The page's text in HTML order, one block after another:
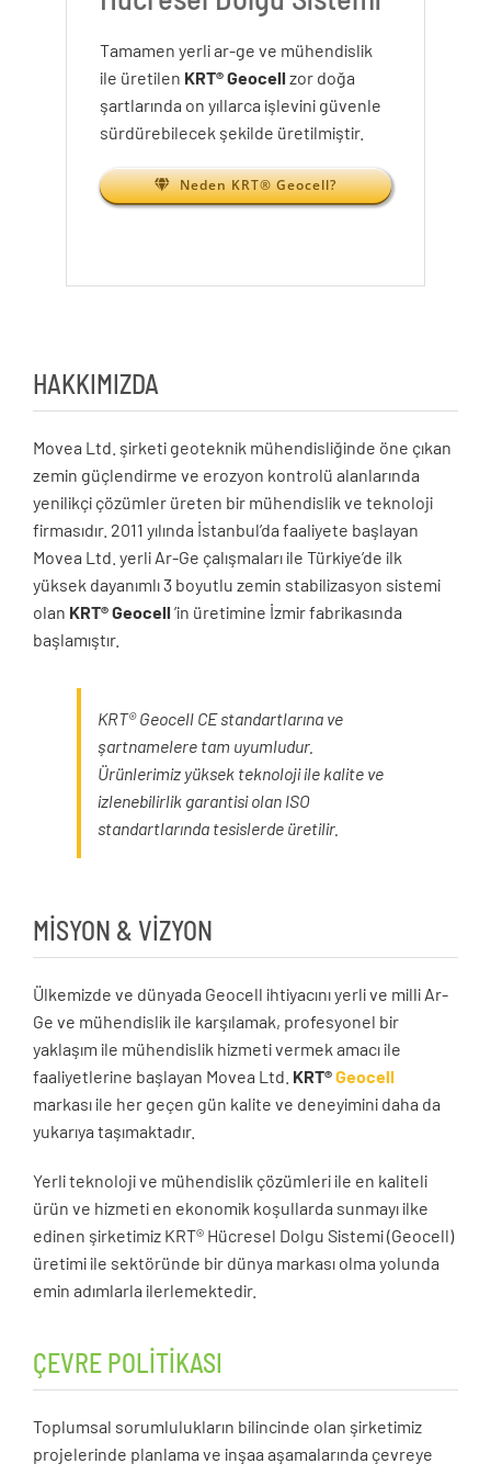
Tamamen yerli ar-ge ve mühendislik
ile üretilen KRT® Geocell zor doğa
şartlarında on yıllarca işlevini güvenle
sürdürebilecek şekilde üretilmiştir.
Neden KRT® Geocell?
HAKKIMIZDA
Movea Ltd. şirketi geoteknik mühendisliğinde öne çıkan
zemin güçlendirme ve erozyon kontrolü alanlarında
yenilikçi çözümler üreten bir mühendislik ve teknoloji
firmasıdır. 2011 yılında İstanbul’da faaliyete başlayan
Movea Ltd. yerli Ar-Ge çalışmaları ile Türkiye’de ilk
yüksek dayanımlı 3 boyutlu zemin stabilizasyon sistemi
olan KRT® Geocell ’in üretimine İzmir fabrikasında
başlamıştır.
KRT® Geocell CE standartlarına ve
şartnamelere tam uyumludur.
Ürünlerimiz yüksek teknoloji ile kalite ve
izlenebilirlik garantisi olan ISO
standartlarında tesislerde üretilir.
MİSYON & VİZYON
Ülkemizde ve dünyada Geocell ihtiyacını yerli ve milli Ar-
Ge ve mühendislik ile karşılamak, profesyonel bir
yaklaşım ile mühendislik hizmeti vermek amacı ile
faaliyetlerine başlayan Movea Ltd. KRT®Geocell
markası ile her geçen gün kalite ve deneyimini daha da
yukarıya taşımaktadır.
Yerli teknoloji ve mühendislik çözümleri ile en kaliteli
ürün ve hizmeti en ekonomik koşullarda sunmayı ilke
edinen şirketimiz KRT® Hücresel Dolgu Sistemi (Geocell)
üretimi ile sektöründe bir dünya markası olma yolunda
emin adımlarla ilerlemektedir.
ÇEVRE POLİTİKASI
Toplumsal sorumlulukların bilincinde olan şirketimiz
projelerinde planlama ve inşaa aşamalarında çevreye